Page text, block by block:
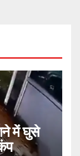
में घुसे